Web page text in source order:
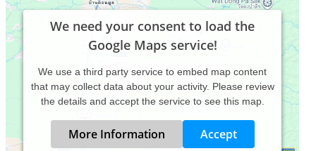
We need your consent to load the
Google Maps service!
We use a third party service to embed map content
that may collect data about your activity. Please review
the details and accept the service to see this map.
More Information Accept